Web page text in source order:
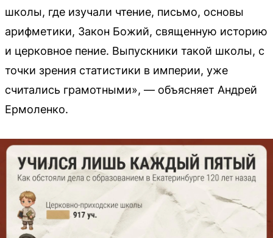
школы, где изучали чтение, письмо, основы
арифметики, Закон Божий, священную историю
и церковное пение. Выпускники такой школы, с
точки зрения статистики в империи, уже
считались грамотными», — объясняет Андрей
Ермоленко.